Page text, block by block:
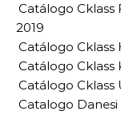
Catálogo Cklass
2019
Catálogo Cklass
Catálogo Cklass
Catálogo Cklass
Catalogo Danesi